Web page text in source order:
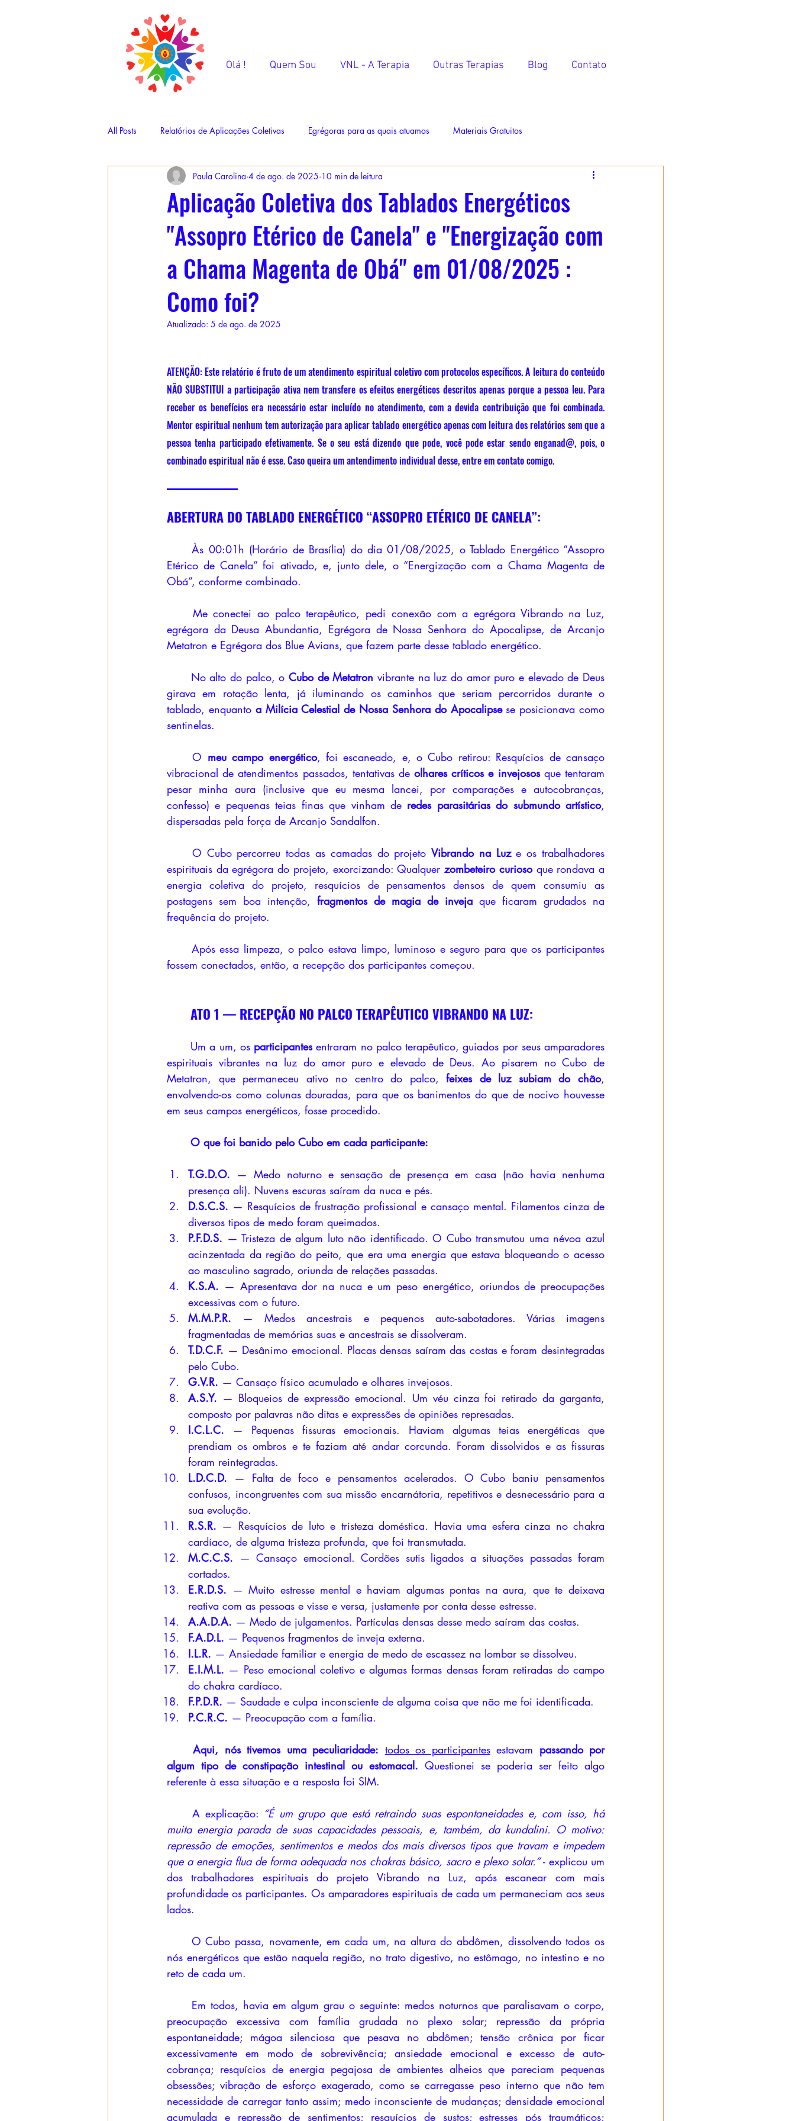
Olá ! Quem Sou VNL - A Terapia Outras Terapias Blog Contato
All Posts Relatórios de Aplicações Coletivas Egrégoras para as quais atuamos Materiais Gratuitos
Aplicação Coletiva dos Tablados Energéticos
"Assopro Etérico de Canela" e "Energização com
a Chama Magenta de Obá" em 01/08/2025 :
Como foi?
Paula Carolina 4 de ago. de 2025 10 min de leitura
Atualizado: 5 de ago. de 2025
ATENÇÃO: Este relatório é fruto de um atendimento espiritual coletivo com protocolos específicos. A leitura do conteúdo
NÃO SUBSTITUI a participação ativa nem transfere os efeitos energéticos descritos apenas porque a pessoa leu. Para
receber os benefícios era necessário estar incluído no atendimento, com a devida contribuição que foi combinada.
Mentor espiritual nenhum tem autorização para aplicar tablado energético apenas com leitura dos relatórios sem que a
pessoa tenha participado efetivamente. Se o seu está dizendo que pode, você pode estar sendo enganad@, pois, o
combinado espiritual não é esse. Caso queira um antendimento individual desse, entre em contato comigo.
ABERTURA DO TABLADO ENERGÉTICO “ASSOPRO ETÉRICO DE CANELA”:
	Às 00:01h (Horário de Brasília) do dia 01/08/2025, o Tablado Energético “Assopro
Etérico de Canela” foi ativado, e, junto dele, o “Energização com a Chama Magenta de
Obá”, conforme combinado.
egrégora da Deusa Abundantia, Egrégora de Nossa Senhora do Apocalipse, de Arcanjo
Metatron e Egrégora dos Blue Avians, que fazem parte desse tablado energético.
	No alto do palco, o
Cubo de Metatron vibrante na luz do amor puro e elevado de Deus
girava em rotação lenta, já iluminando os caminhos que seriam percorridos durante o
tablado, enquanto a Milícia Celestial de Nossa Senhora do Apocalipse se posicionava como
sentinelas.
	O
meu campo energético, foi escaneado, e, o Cubo retirou: Resquícios de cansaço
vibracional de atendimentos passados, tentativas de olhares críticos e invejosos que tentaram
pesar minha aura (inclusive que eu mesma lancei, por comparações e autocobranças,
confesso) e pequenas teias finas que vinham de redes parasitárias do submundo artístico,
dispersadas pela força de Arcanjo Sandalfon.
	O Cubo percorreu todas as camadas do projeto
Vibrando na Luz e os trabalhadores
espirituais da egrégora do projeto, exorcizando: Qualquer zombeteiro curioso que rondava a
energia coletiva do projeto, resquícios de pensamentos densos de quem consumiu as
postagens sem boa intenção, fragmentos de magia de inveja que ficaram grudados na
frequência do projeto.
fossem conectados, então, a recepção dos participantes começou.
	ATO 1 — RECEPÇÃO NO PALCO TERAPÊUTICO VIBRANDO NA LUZ:
	Um a um, os
participantes entraram no palco terapêutico, guiados por seus amparadores
espirituais vibrantes na luz do amor puro e elevado de Deus. Ao pisarem no Cubo de
Metatron, que permaneceu ativo no centro do palco, feixes de luz subiam do chão,
envolvendo-os como colunas douradas, para que os banimentos do que de nocivo houvesse
em seus campos energéticos, fosse procedido.
	O que foi banido pelo Cubo em cada participante:
T.G.D.O. — Medo noturno e sensação de presença em casa (não havia nenhuma
presença ali). Nuvens escuras saíram da nuca e pés.
D.S.C.S. — Resquícios de frustração profissional e cansaço mental. Filamentos cinza de
diversos tipos de medo foram queimados.
P.F.D.S. — Tristeza de algum luto não identificado. O Cubo transmutou uma névoa azul
acinzentada da região do peito, que era uma energia que estava bloqueando o acesso
ao masculino sagrado, oriunda de relações passadas.
K.S.A. — Apresentava dor na nuca e um peso energético, oriundos de preocupações
excessivas com o futuro.
M.M.P.R. — Medos ancestrais e pequenos auto-sabotadores. Várias imagens
fragmentadas de memórias suas e ancestrais se dissolveram.
T.D.C.F. — Desânimo emocional. Placas densas saíram das costas e foram desintegradas
pelo Cubo.
G.V.R. — Cansaço físico acumulado e olhares invejosos.
A.S.Y. — Bloqueios de expressão emocional. Um véu cinza foi retirado da garganta,
composto por palavras não ditas e expressões de opiniões represadas.
I.C.L.C. — Pequenas fissuras emocionais. Haviam algumas teias energéticas que
prendiam os ombros e te faziam até andar corcunda. Foram dissolvidos e as fissuras
foram reintegradas.
L.D.C.D. — Falta de foco e pensamentos acelerados. O Cubo baniu pensamentos
confusos, incongruentes com sua missão encarnátoria, repetitivos e desnecessário para a
sua evolução.
R.S.R. — Resquícios de luto e tristeza doméstica. Havia uma esfera cinza no chakra
cardíaco, de alguma tristeza profunda, que foi transmutada.
M.C.C.S. — Cansaço emocional. Cordões sutis ligados a situações passadas foram
cortados.
E.R.D.S. — Muito estresse mental e haviam algumas pontas na aura, que te deixava
reativa com as pessoas e visse e versa, justamente por conta desse estresse.
A.A.D.A. — Medo de julgamentos. Partículas densas desse medo saíram das costas.
F.A.D.L. — Pequenos fragmentos de inveja externa.
I.L.R. — Ansiedade familiar e energia de medo de escassez na lombar se dissolveu.
E.I.M.L. — Peso emocional coletivo e algumas formas densas foram retiradas do campo
do chakra cardíaco.
F.P.D.R. — Saudade e culpa inconsciente de alguma coisa que não me foi identificada.
P.C.R.C. — Preocupação com a família.
Aqui, nós tivemos uma peculiaridade: todos os participantes estavam passando por
algum tipo de constipação intestinal ou estomacal. Questionei se poderia ser feito algo
referente à essa situação e a resposta foi SIM.
	A explicação:
“É um grupo que está retraindo suas espontaneidades e, com isso, há
muita energia parada de suas capacidades pessoais, e, também, da kundalini. O motivo:
repressão de emoções, sentimentos e medos dos mais diversos tipos que travam e impedem
que a energia flua de forma adequada nos chakras básico, sacro e plexo solar.” - explicou um
dos trabalhadores espirituais do projeto Vibrando na Luz, após escanear com mais
profundidade os participantes. Os amparadores espirituais de cada um permaneciam aos seus
lados.
nós energéticos que estão naquela região, no trato digestivo, no estômago, no intestino e no
reto de cada um.
preocupação excessiva com família grudada no plexo solar; repressão da própria
espontaneidade; mágoa silenciosa que pesava no abdômen; tensão crônica por ficar
excessivamente em modo de sobrevivência; ansiedade emocional e excesso de auto-
cobrança; resquícios de energia pegajosa de ambientes alheios que pareciam pequenas
obsessões; vibração de esforço exagerado, como se carregasse peso interno que não tem
necessidade de carregar tanto assim; medo inconsciente de mudanças; densidade emocional
acumulada e repressão de sentimentos; resquícios de sustos; estresses pós traumáticos;